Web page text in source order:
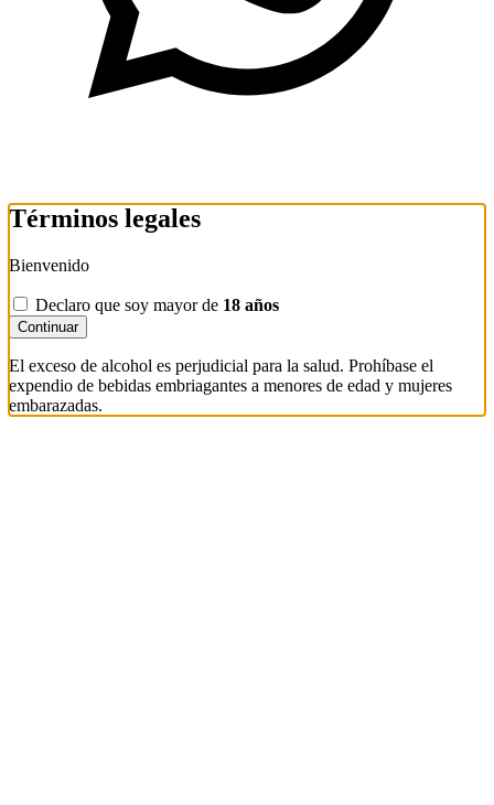
Términos legales
Bienvenido
Declaro que soy mayor de 18 años
Continuar
El exceso de alcohol es perjudicial para la salud. Prohíbase el
expendio de bebidas embriagantes a menores de edad y mujeres
embarazadas.